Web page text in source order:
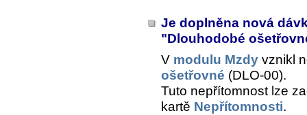
Je doplněna nová
"Dlouhodobé
V modulu Mzdy vznikl
ošetřovné (DLO-00).
Tuto nepřítomnost lze
kartě Nepřítomnosti.